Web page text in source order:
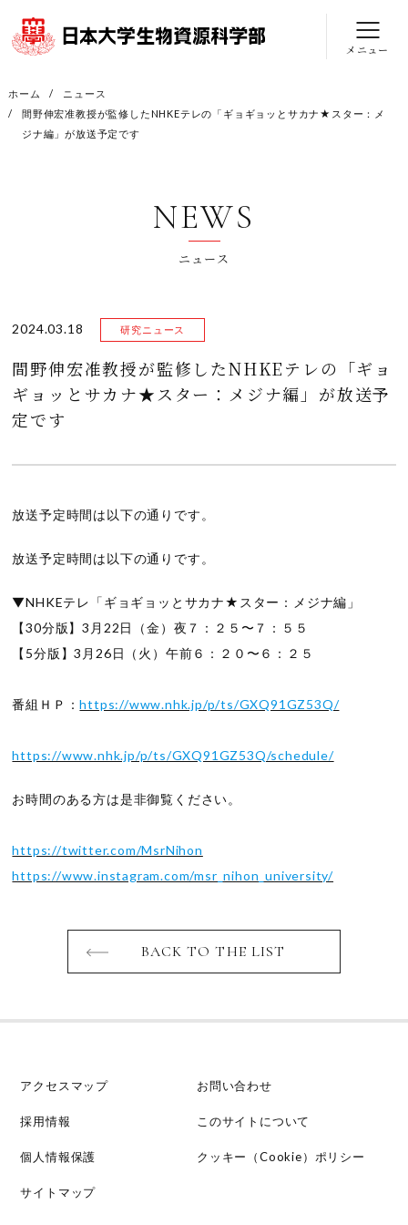
メニュー
ホーム
ニュース
間野伸宏准教授が監修したNHKEテレの「ギョギョッとサカナ★スター：メ
ジナ編」が放送予定です
NEWS
ニュース
2024.03.18 研究ニュース
間野伸宏准教授が監修したNHKEテレの「ギョ
ギョッとサカナ★スター：メジナ編」が放送予
定です
放送予定時間は以下の通りです。
放送予定時間は以下の通りです。
▼NHKEテレ「ギョギョッとサカナ★スター：メジナ編」
【30分版】3月22日（金）夜７：２５〜７：５５
【5分版】3月26日（火）午前６：２０〜６：２５
番組ＨＰ：https://www.nhk.jp/p/ts/GXQ91GZ53Q/
https://www.nhk.jp/p/ts/GXQ91GZ53Q/schedule/
お時間のある方は是非御覧ください。
https://twitter.com/MsrNihon
https://www.instagram.com/msr_nihon_university/
BACK TO THE LIST
アクセスマップ お問い合わせ
採用情報 このサイトについて
個人情報保護 クッキー（Cookie）ポリシー
サイトマップ